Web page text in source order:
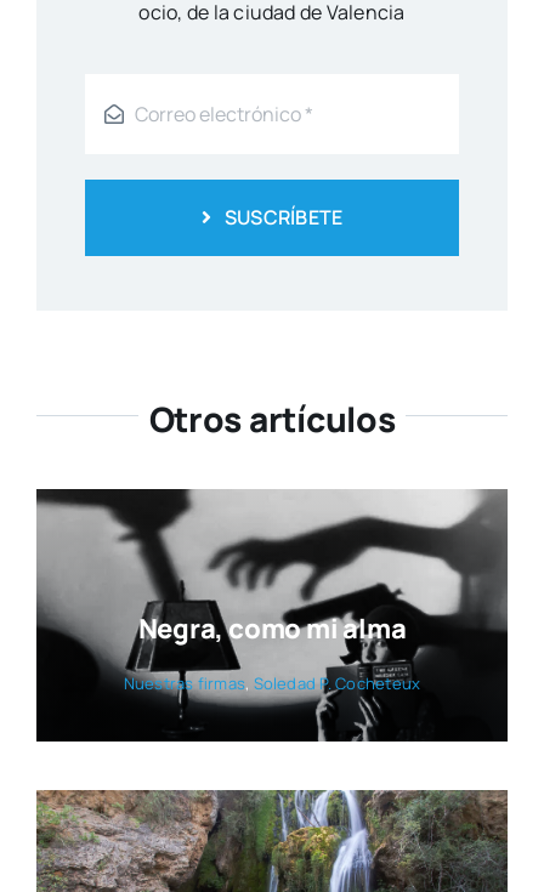
ocio, de la ciu­dad de Valen­cia
SUSCRÍBETE
Otros artículos
Negra, como mi alma
Nues­tras fir­mas, Sole­dad P. Coche­teux